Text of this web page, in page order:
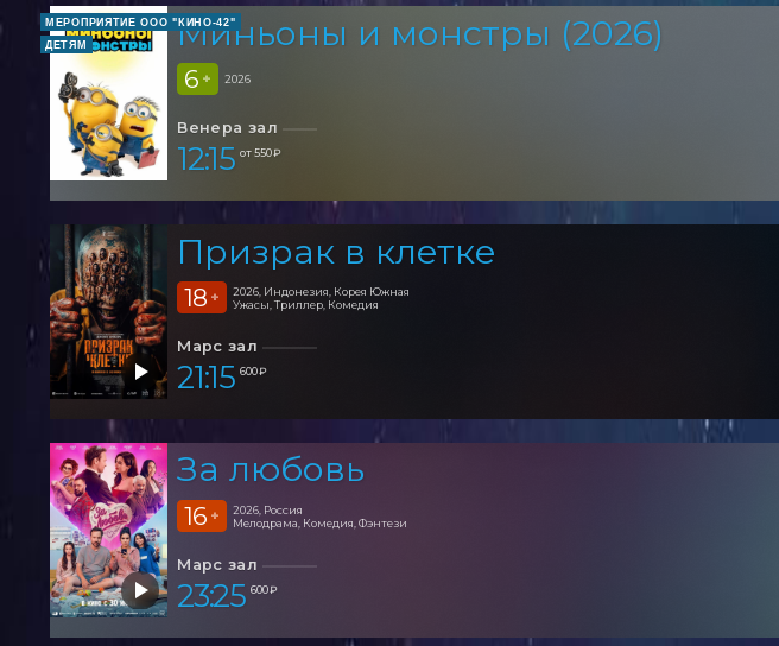
МЕРОПРИЯТИЕ ООО "КИНО-42"
ДЕТЯМ
Миньоны и монстры (2026)
6 + 2026
Венера зал
12:15 от 550 ₽
Призрак в клетке
18 +
2026, Индонезия, Корея Южная
Ужасы, Триллер, Комедия
Марс зал
21:15 600 ₽
За любовь
16 +
2026, Россия
Мелодрама, Комедия, Фэнтези
Марс зал
23:25 600 ₽